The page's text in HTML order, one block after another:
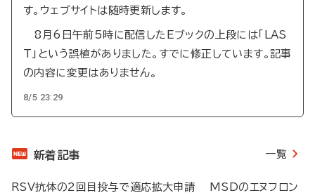
す。ウェブサイトは随時更新します。
8月6日午前5時に配信したEブックの上段には「LAS
T」という誤植がありました。すでに修正しています。記事
の内容に変更はありません。
8/5 23:29
新着記事 一覧
RSV抗体の2回目投与で適応拡大申請 MSDのエヌフロン